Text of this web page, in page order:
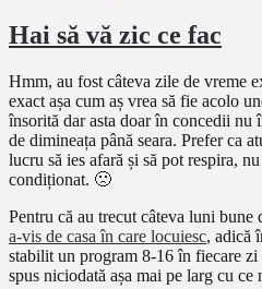
Hai să vă zic ce fac
Hmm, au fost câteva zile de vreme
exact așa cum aș vrea să fie acolo
însorită dar asta doar în concedii nu
de dimineața până seara. Prefer ca
lucru să ies afară și să pot respira,
condiționat. 🙁
Pentru că au trecut câteva luni bune
a-vis de casa în care locuiesc, adică
stabilit un program 8-16 în fiecare
spus niciodată așa mai pe larg cu ce